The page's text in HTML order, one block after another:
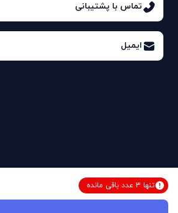
تنها 3 عدد باقی مانده
تماس با پشتیبانی
ایمیل